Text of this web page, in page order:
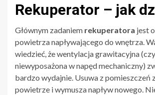
Rekuperator – jak
Głównym zadaniem rekuperatora jest
powietrza napływającego do wnętrza.
wiedzieć, że wentylacja grawitacyjna
niewyposażona w napęd mechaniczny)
bardzo wydajnie. Usuwa z pomieszczeń
powietrze i wymusza napływ nowego.